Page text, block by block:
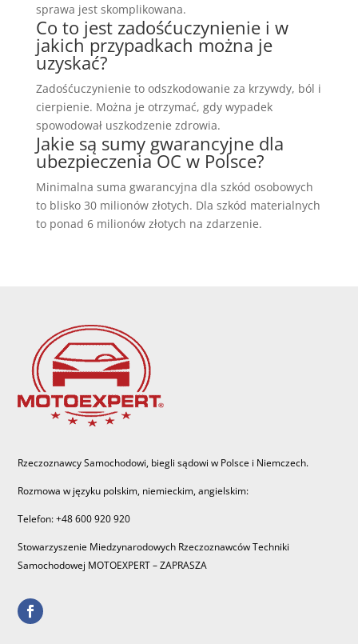
sprawa jest skomplikowana.
Co to jest zadośćuczynienie i w
jakich przypadkach można je
uzyskać?
Zadośćuczynienie to odszkodowanie za krzywdy, ból i
cierpienie. Można je otrzymać, gdy wypadek
spowodował uszkodzenie zdrowia.
Jakie są sumy gwarancyjne dla
ubezpieczenia OC w Polsce?
Minimalna suma gwarancyjna dla szkód osobowych
to blisko 30 milionów złotych. Dla szkód materialnych
to ponad 6 milionów złotych na zdarzenie.
Rzeczoznawcy Samochodowi, biegli sądowi w Polsce i Niemczech.
Rozmowa w języku polskim, niemieckim, angielskim:
Telefon: +48 600 920 920
Stowarzyszenie Miedzynarodowych Rzeczoznawców Techniki
Samochodowej MOTOEXPERT – ZAPRASZA